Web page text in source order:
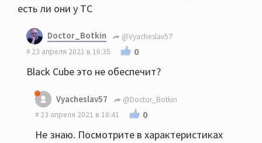
есть ли они у ТС
Doctor_Botkin
@Vyacheslav57
23 апреля 2021 в 16:35
0
Black Cube это не обеспечит?
Vyacheslav57
@Doctor_Botkin
23 апреля 2021 в 16:41
0
Не знаю. Посмотрите в характеристиках